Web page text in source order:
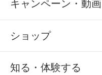
キャンペーン・動画
ショップ
知る・体験する